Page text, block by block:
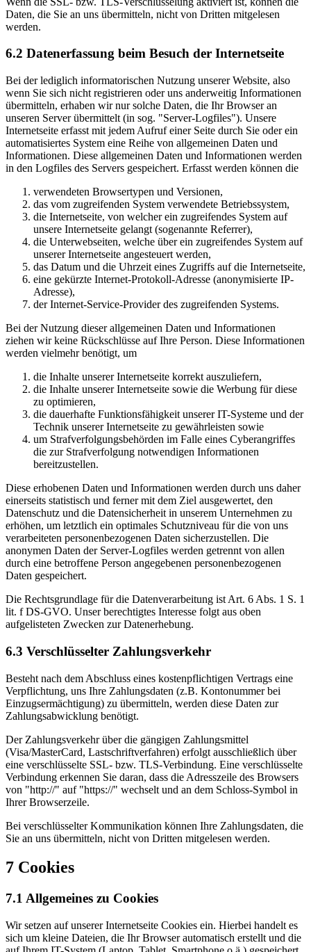
Daten, die Sie an uns übermitteln, nicht von Dritten mitgelesen
werden.
6.2 Datenerfassung beim Besuch der Internetseite
Bei der lediglich informatorischen Nutzung unserer Website, also
wenn Sie sich nicht registrieren oder uns anderweitig Informationen
übermitteln, erhaben wir nur solche Daten, die Ihr Browser an
unseren Server übermittelt (in sog. "Server-Logfiles"). Unsere
Internetseite erfasst mit jedem Aufruf einer Seite durch Sie oder ein
automatisiertes System eine Reihe von allgemeinen Daten und
Informationen. Diese allgemeinen Daten und Informationen werden
in den Logfiles des Servers gespeichert. Erfasst werden können die
verwendeten Browsertypen und Versionen,
das vom zugreifenden System verwendete Betriebssystem,
die Internetseite, von welcher ein zugreifendes System auf
unsere Internetseite gelangt (sogenannte Referrer),
die Unterwebseiten, welche über ein zugreifendes System auf
unserer Internetseite angesteuert werden,
das Datum und die Uhrzeit eines Zugriffs auf die Internetseite,
eine gekürzte Internet-Protokoll-Adresse (anonymisierte IP-
Adresse),
der Internet-Service-Provider des zugreifenden Systems.
Bei der Nutzung dieser allgemeinen Daten und Informationen
ziehen wir keine Rückschlüsse auf Ihre Person. Diese Informationen
werden vielmehr benötigt, um
die Inhalte unserer Internetseite korrekt auszuliefern,
die Inhalte unserer Internetseite sowie die Werbung für diese
zu optimieren,
die dauerhafte Funktionsfähigkeit unserer IT-Systeme und der
Technik unserer Internetseite zu gewährleisten sowie
um Strafverfolgungsbehörden im Falle eines Cyberangriffes
die zur Strafverfolgung notwendigen Informationen
bereitzustellen.
Diese erhobenen Daten und Informationen werden durch uns daher
einerseits statistisch und ferner mit dem Ziel ausgewertet, den
Datenschutz und die Datensicherheit in unserem Unternehmen zu
erhöhen, um letztlich ein optimales Schutzniveau für die von uns
verarbeiteten personenbezogenen Daten sicherzustellen. Die
anonymen Daten der Server-Logfiles werden getrennt von allen
durch eine betroffene Person angegebenen personenbezogenen
Daten gespeichert.
Die Rechtsgrundlage für die Datenverarbeitung ist Art. 6 Abs. 1 S. 1
lit. f DS-GVO. Unser berechtigtes Interesse folgt aus oben
aufgelisteten Zwecken zur Datenerhebung.
6.3 Verschlüsselter Zahlungsverkehr
Besteht nach dem Abschluss eines kostenpflichtigen Vertrags eine
Verpflichtung, uns Ihre Zahlungsdaten (z.B. Kontonummer bei
Einzugsermächtigung) zu übermitteln, werden diese Daten zur
Zahlungsabwicklung benötigt.
Der Zahlungsverkehr über die gängigen Zahlungsmittel
(Visa/MasterCard, Lastschriftverfahren) erfolgt ausschließlich über
eine verschlüsselte SSL- bzw. TLS-Verbindung. Eine verschlüsselte
Verbindung erkennen Sie daran, dass die Adresszeile des Browsers
von "http://" auf "https://" wechselt und an dem Schloss-Symbol in
Ihrer Browserzeile.
Bei verschlüsselter Kommunikation können Ihre Zahlungsdaten, die
Sie an uns übermitteln, nicht von Dritten mitgelesen werden.
7 Cookies
7.1 Allgemeines zu Cookies
Wir setzen auf unserer Internetseite Cookies ein. Hierbei handelt es
sich um kleine Dateien, die Ihr Browser automatisch erstellt und die